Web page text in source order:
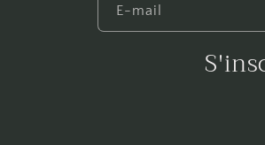
E-mail